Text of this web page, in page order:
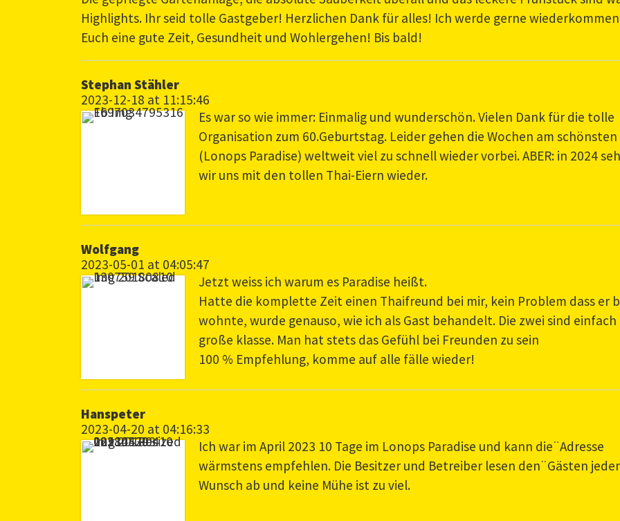
Highlights. Ihr seid tolle Gastgeber! Herzlichen Dank für alles! Ich werde gerne
Euch eine gute Zeit, Gesundheit und Wohlergehen! Bis bald!
Stephan Stähler
2023-12-18 at 11:15:46
Es war so wie immer: Einmalig und wunderschön. Vielen Dank für die tolle
Organisation zum 60.Geburtstag. Leider gehen die Wochen am
(Lonops Paradise) weltweit viel zu schnell wieder vorbei. ABER: in 2024
wir uns mit den tollen Thai-Eiern wieder.
Wolfgang
2023-05-01 at 04:05:47
Jetzt weiss ich warum es Paradise heißt.
Hatte die komplette Zeit einen Thaifreund bei mir, kein Problem dass er
wohnte, wurde genauso, wie ich als Gast behandelt. Die zwei sind einfach
große klasse. Man hat stets das Gefühl bei Freunden zu sein
100 % Empfehlung, komme auf alle fälle wieder!
Hanspeter
2023-04-20 at 04:16:33
Ich war im April 2023 10 Tage im Lonops Paradise und kann die¨Adresse
wärmstens empfehlen. Die Besitzer und Betreiber lesen den¨Gästen
Wunsch ab und keine Mühe ist zu viel.